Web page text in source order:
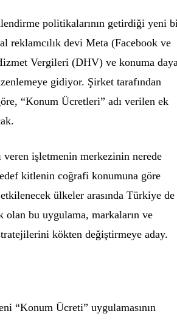
politikalarının getirdiği yeni
reklamcılık devi Meta (Facebook ve
Vergileri (DHV) ve konuma
gidiyor. Şirket tarafından
“Konum Ücretleri” adı verilen ek
işletmenin merkezinin nerede
kitlenin coğrafi konumuna göre
ülkeler arasında Türkiye de
olan bu uygulama, markaların ve
kökten değiştirmeye aday.
“Konum Ücreti” uygulamasının